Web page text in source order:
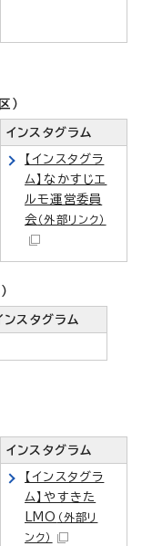
）
インスタグラム
【インスタグラ
ム】なかすじエ
ルモ運営委員
会 （外部リンク）
ンスタグラム
インスタグラム
【インスタグラ
ム】やすきた
LMO （外部リ
ンク）